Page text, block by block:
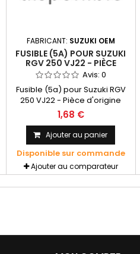
FABRICANT: SUZUKI OEM
FUSIBLE (5A) POUR SUZUKI
RGV 250 VJ22 - PIÈCE
D'ORIGINE SUZUKI OEM
Avis:0
Fusible (5a) pour Suzuki RGV
250 VJ22 - Pièce d'origine
SUZUKI OEM
1,68 €
Ajouter au panier
Disponible sur commande
Ajouter au comparateur